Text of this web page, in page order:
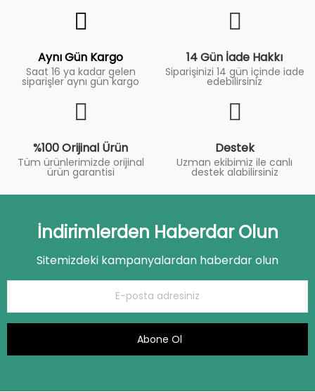
Aynı Gün Kargo
Saat 16 ya kadar gelen
siparişler aynı gün kargo
14 Gün İade Hakkı
Siparişinizi 14 gün içinde iade
edebilirsiniz
%100 Orijinal Ürün
Tüm ürünlerimizde orijinal
ürün garantisi
Destek
Uzman ekibimiz ile canlı
destek alabilirsiniz
İndirimlerden Haberdar Olun
Sitemizdeki kampanyalardan haberdar olun
Abone Ol